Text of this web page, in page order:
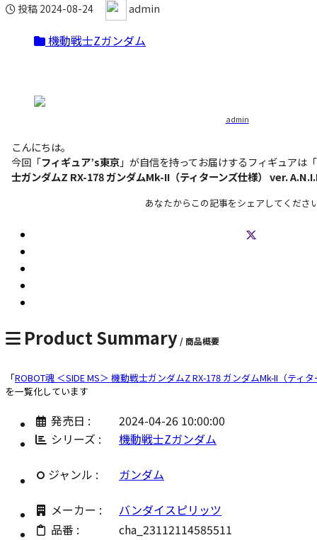
投稿 2024-08-24 admin
機動戦士Zガンダム
admin
こんにちは。
今回「フィギュア’s東京」が自信を持ってお届けするフィギュアは「
士ガンダムZ RX-178 ガンダムMk-II（ティターンズ仕様） ver.
あなたからこの記事をシェアしてくださ
Product Summary / 商品概要
「ROBOT魂 ＜SIDE MS＞ 機動戦士ガンダムZ RX-178 ガンダムMk-II（ティ
を一覧化しています
発売日 :
2024-04-26 10:00:00
シリーズ :
機動戦士Zガンダム
ジャンル : ガンダム
メーカー :
バンダイスピリッツ
品番 :
cha_23112114585511